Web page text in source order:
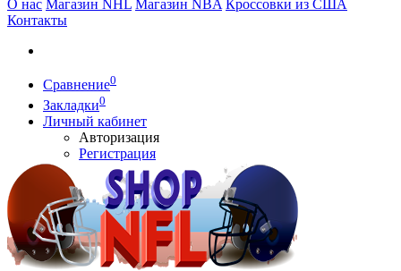
О нас Магазин NHL Магазин NBA Кроссовки из США
Контакты
Сравнение0
Закладки0
Личный кабинет
Авторизация
Регистрация